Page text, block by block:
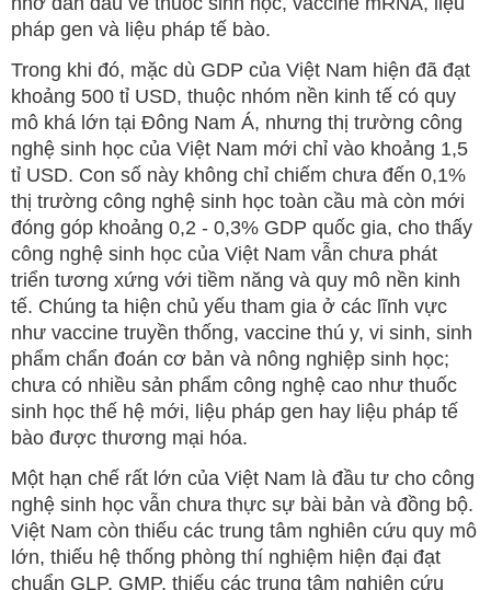
pháp gen và liệu pháp tế bào.
Trong khi đó, mặc dù GDP của Việt Nam hiện đã đạt
khoảng 500 tỉ USD, thuộc nhóm nền kinh tế có quy
mô khá lớn tại Đông Nam Á, nhưng thị trường công
nghệ sinh học của Việt Nam mới chỉ vào khoảng 1,5
tỉ USD. Con số này không chỉ chiếm chưa đến 0,1%
thị trường công nghệ sinh học toàn cầu mà còn mới
đóng góp khoảng 0,2 - 0,3% GDP quốc gia, cho thấy
công nghệ sinh học của Việt Nam vẫn chưa phát
triển tương xứng với tiềm năng và quy mô nền kinh
tế. Chúng ta hiện chủ yếu tham gia ở các lĩnh vực
như vaccine truyền thống, vaccine thú y, vi sinh, sinh
phẩm chẩn đoán cơ bản và nông nghiệp sinh học;
chưa có nhiều sản phẩm công nghệ cao như thuốc
sinh học thế hệ mới, liệu pháp gen hay liệu pháp tế
bào được thương mại hóa.
Một hạn chế rất lớn của Việt Nam là đầu tư cho công
nghệ sinh học vẫn chưa thực sự bài bản và đồng bộ.
Việt Nam còn thiếu các trung tâm nghiên cứu quy mô
lớn, thiếu hệ thống phòng thí nghiệm hiện đại đạt
chuẩn GLP, GMP, thiếu các trung tâm nghiên cứu